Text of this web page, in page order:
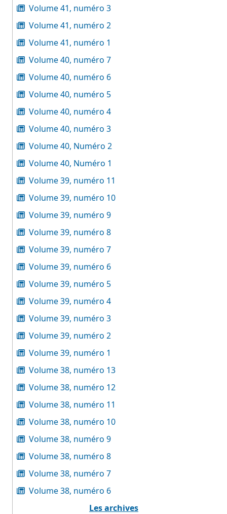
Volume 41, numéro 3
Volume 41, numéro 2
Volume 41, numéro 1
Volume 40, numéro 7
Volume 40, numéro 6
Volume 40, numéro 5
Volume 40, numéro 4
Volume 40, numéro 3
Volume 40, Numéro 2
Volume 40, Numéro 1
Volume 39, numéro 11
Volume 39, numéro 10
Volume 39, numéro 9
Volume 39, numéro 8
Volume 39, numéro 7
Volume 39, numéro 6
Volume 39, numéro 5
Volume 39, numéro 4
Volume 39, numéro 3
Volume 39, numéro 2
Volume 39, numéro 1
Volume 38, numéro 13
Volume 38, numéro 12
Volume 38, numéro 11
Volume 38, numéro 10
Volume 38, numéro 9
Volume 38, numéro 8
Volume 38, numéro 7
Volume 38, numéro 6
Les archives